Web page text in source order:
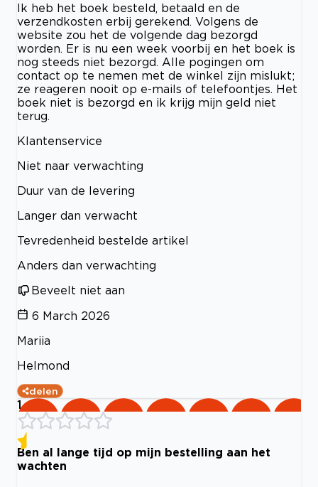
Ik heb het boek besteld, betaald en de
verzendkosten erbij gerekend. Volgens de
website zou het de volgende dag bezorgd
worden. Er is nu een week voorbij en het boek is
nog steeds niet bezorgd. Alle pogingen om
contact op te nemen met de winkel zijn mislukt;
ze reageren nooit op e-mails of telefoontjes. Het
boek niet is bezorgd en ik krijg mijn geld niet
terug.
Klantenservice
Niet naar verwachting
Duur van de levering
Langer dan verwacht
Tevredenheid bestelde artikel
Anders dan verwachting
Beveelt niet aan
6 March 2026
Mariia
Helmond
delen
1
Ben al lange tijd op mijn bestelling aan het
wachten